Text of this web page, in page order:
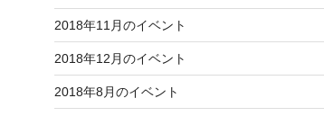
2018年11月のイベント
2018年12月のイベント
2018年8月のイベント